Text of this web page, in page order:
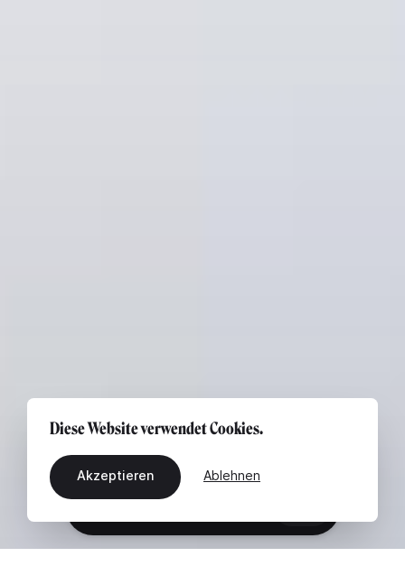
Diese Website verwendet Cookies.
Akzeptieren Ablehnen